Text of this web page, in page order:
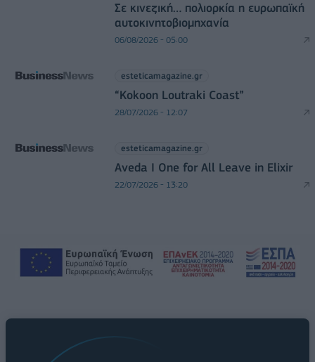
Σε κινεζική… πολιορκία η ευρωπαϊκή
αυτοκινητοβιομηχανία
06/08/2026 - 05:00
esteticamagazine.gr
“Kokoon Loutraki Coast”
28/07/2026 - 12:07
esteticamagazine.gr
Aveda I One for All Leave in Elixir
22/07/2026 - 13:20